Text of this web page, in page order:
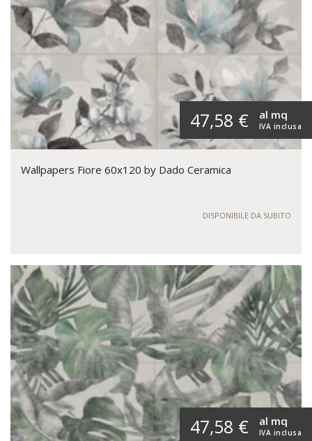
47,58 € IVA inclusa
al mq
Wallpapers Fiore 60x120 by Dado Ceramica
DISPONIBILE DA SUBITO
47,58 € IVA inclusa
al mq